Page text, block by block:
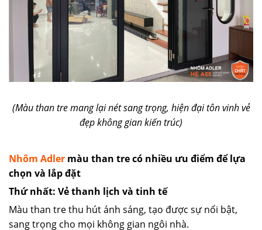
(Màu than tre mang lại nét sang trọng, hiện đại tôn vinh vẻ
đẹp không gian kiến trúc)
Nhôm Adler màu than tre có nhiều ưu điểm để lựa
chọn và lắp đặt
Thứ nhất: Vẻ thanh lịch và tinh tế
Màu than tre thu hút ánh sáng, tạo được sự nổi bật,
sang trọng cho mọi không gian ngôi nhà.